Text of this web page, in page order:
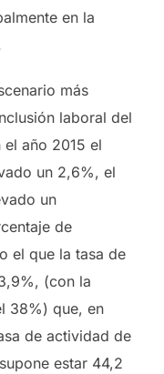
en la
más
laboral del
año 2015 el
un 2,6%, el
un
de
el que la tasa de
(con la
38%) que, en
de actividad de
estar 44,2